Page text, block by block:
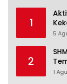
1
5
2
1